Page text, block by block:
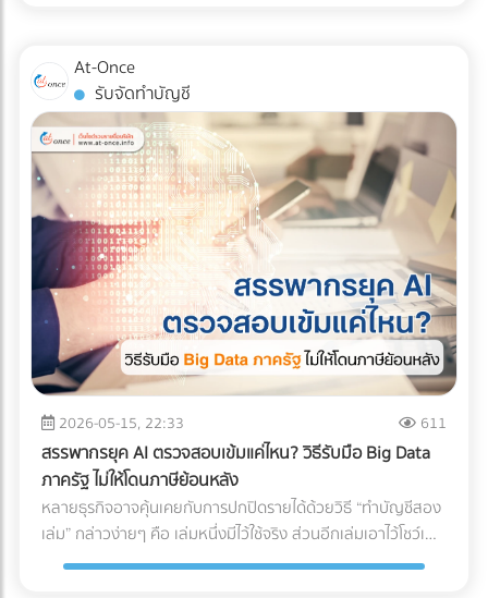
ส่วนอิเล็กทรอนิกส์ขนาดเล็ก, สินค้า E-Commerce, การย้าย
ออฟฟิศขนาดเล็ก, หรือการกระจายสินค้าเข้าสู่ตัวเมืองที่ซอย
แคบ 2. รถบรรทุก 6 ล้อ (ตู้ทึบ / คอก) รถระดับกลางที่เป็น "เดอะ
แบก" ของธุรกิจ SME รองรับน้ำหนักได้ประมาณ 5-7 ตัน ความ
ยาวกระบะมีตั้งแต่ 5-7 เมตร สามารถจัดเรียงสินค้าบนพาเลท
(Pallet) แล้วใช้โฟล์คลิฟต์ยกขึ้นได้อย่างเป็นระบบ ✅ สินค้าที่ตอบ
โจทย์: วัสดุก่อสร้างขนาดกลาง, เครื่องใช้ไฟฟ้าขนาดใหญ่, ยาง
รถยนต์, สินค้าเกษตรแปรรูป, หรือการขนย้ายเครื่องจักรโรงงาน
ขนาดกลาง 3. รถบรรทุก 10 ล้อ พี่ใหญ่แห่งวงการโลจิสติกส์ทาง
บก โครงสร้างแชสซี (Chassis) แข็งแกร่ง บรรทุกน้ำหนักได้สูงสุด
ถึง 15 ตัน (ตามกฎหมายกำหนด) วิ่งทำความเร็วทางไกลข้าม
จังหวัดได้ดีเยี่ยม ✅ สินค้าที่ตอบโจทย์: สินค้าเกษตรกรรมล็อต
ใหญ่ (ข้าวสาร, น้ำตาล), วัสดุก่อสร้างหนัก (เหล็กเส้น,
ปูนซีเมนต์), สินค้าอุตสาหกรรมหนัก, และเครื่องจักรขนาดใหญ่ 4.
รถบรรทุกควบคุมอุณหภูมิ (Cold Chain Truck) รถที่ออกแบบมา
พิเศษพร้อมเครื่องทำความเย็น สามารถปรับอุณหภูมิได้ตั้งแต่
โหมดแช่เย็น (Chilled) ไปจนถึงแช่แข็ง (Frozen) เพื่อรักษาความ
สดใหม่และคุณภาพของสินค้าตลอดเส้นทาง ✅ สินค้าที่ตอบ
โจทย์: อาหารทะเล, เนื้อสัตว์สด, ผักผลไม้ส่งออก, ยารักษาโรค,
วัคซีน, และเครื่องสำอางบางชนิดที่ไวต่อความร้อน 5. รถหัวลาก
ของคุณทุกเดือน บทความนี้จะพาเจาะลึกรูปแบบ Layout คลัง
สินค้า 3 สไตล์ที่ได้รับความนิยมมากที่สุดในระดับสากล เพื่อให้คุณ
ตัดสินใจได้ว่า... รูปแบบไหนที่จะช่วยรีดประสิทธิภาพการทำงาน
และเหมาะกับธุรกิจของคุณที่สุด! ทำไมการออกแบบ Layout คลัง
สินค้าถึงเป็นเรื่อง "ชี้เป็นชี้ตาย" ? ก่อนจะไปดูรูปแบบ เราต้อง
เข้าใจก่อนว่าเป้าหมายของการจัด Layout ที่ดีคือการสร้าง
Workflow ที่ลื่นไหลที่สุด ตั้งแต่ของมาส่ง (Receiving) ไปจนถึง
ของออกจากคลัง (Shipping) การออกแบบที่ดีจะช่วยคุณแก้
ปัญหาเหล่านี้: ลดคอขวด (Bottleneck): รถโฟล์คลิฟต์และ
พนักงานไม่ต้องรอคิว หรือวิ่งสวนทางกันในทางเดินแคบๆ เพิ่ม
ความรวดเร็วในการเบิกจ่าย (Picking Speed): สินค้าขายดีอยู่
ใกล้ สินค้าเคลื่อนไหวช้าอยู่ไกล ช่วยลดระยะเวลาการเดินหาของ
เพิ่มความปลอดภัย: ลดอุบัติเหตุระหว่างเครื่องจักรและมนุษย์
เจาะลึก 3 รูปแบบ Layout คลังสินค้ายอดฮิต การเลือกรูปแบบผัง
คลังสินค้า จะขึ้นอยู่กับรูปทรงของอาคาร ลักษณะสินค้า และ
กระแสการไหลของงาน (Flow) เป็นหลัก ดังนี้ครับ: 1. รูปแบบตัว
U (U-Shaped Layout) นี่คือรูปแบบที่ได้รับความนิยม "สูงที่สุด"
ในวงการโลจิสติกส์ จุดเด่นคือจุดรับสินค้าเข้า (Receiving) และจุด
จ่ายสินค้าออก (Shipping) จะอยู่ฝั่งเดียวกันของอาคาร โดย
กระแสการทำงานจะไหลเป็นรูปตัว U ตั้งแต่การรับของ เก็บเข้าชั้น
At-Once
รับจัดทำบัญชี
2026-05-15, 22:33 611
สรรพากรยุค AI ตรวจสอบเข้มแค่ไหน? วิธีรับมือ Big Data
ภาครัฐ ไม่ให้โดนภาษีย้อนหลัง
หลายธุรกิจอาจคุ้นเคยกับการปกปิดรายได้ด้วยวิธี “ทำบัญชีสอง
เล่ม” กล่าวง่ายๆ คือ เล่มหนึ่งมีไว้ใช้จริง ส่วนอีกเล่มเอาไว้โชว์เพื่อ
เลี่ยงการเสียภาษี แต่ปัจจุบันวิธีนี้ทำได้ยากขึ้นมากในยุคที่กรม